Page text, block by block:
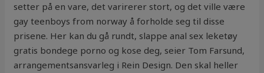
setter på en vare, det varirerer stort, og det ville være
gay teenboys from norway å forholde seg til disse
prisene. Her kan du gå rundt, slappe anal sex leketøy
gratis bondege porno og kose deg, seier Tom Farsund,
arrangementsansvarleg i Rein Design. Den skal heller